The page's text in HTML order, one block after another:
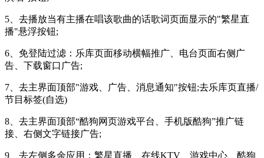
5、去播放当有主播在唱该歌曲的话歌词页面显示的"繁星直
播"悬浮按钮;
6、免登陆过滤：乐库页面移动横幅推广、电台页面右侧广
告、下载窗口广告;
7、去主界面顶部"游戏、广告、消息通知"按钮;去乐库页直播/
节目标签(自选)
8、去主界面顶部“酷狗网页游戏平台、手机版酷狗”推广链
接、右侧文字链接广告;
9、去左侧多余应用：繁星直播、在线KTV、游戏中心、酷狗